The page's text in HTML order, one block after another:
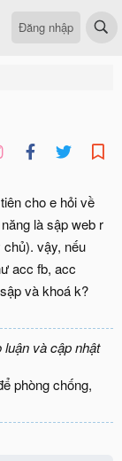
Đăng nhập
cho e hỏi về
là sập web r
vậy, nếu
acc fb, acc
và khoá k?
và cập nhật
phòng chống,